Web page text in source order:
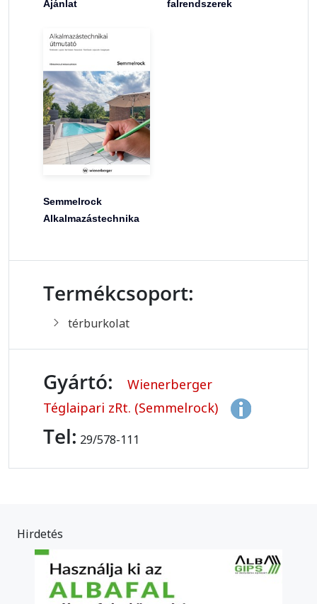
Ajánlat falrendszerek
Semmelrock
Alkalmazástechnika
Termékcsoport:
térburkolat
Gyártó:
Wienerberger
Téglaipari zRt. (Semmelrock)
Tel: 29/578-111
Hirdetés